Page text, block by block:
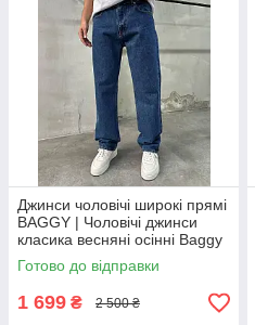
Джинси чоловічі широкі прямі
BAGGY | Чоловічі джинси
класика весняні осінні Baggy
Готово до відправки
1 699 ₴ 2 500 ₴